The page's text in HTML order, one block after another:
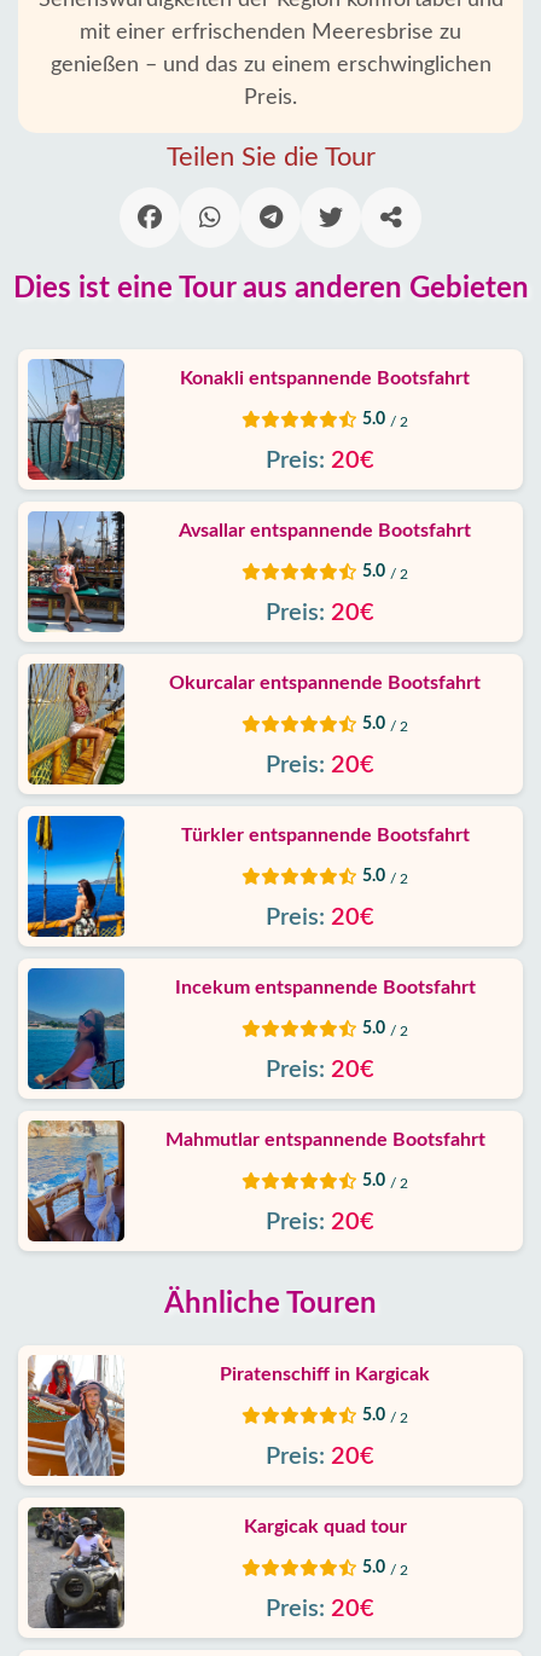
Kargicak
Dörfer
erfahrungen
uns
Dienste
Haftung
Schutz
Daten
Kontakt
mit einer erfrischenden Meeresbrise zu
genießen – und das zu einem erschwinglichen
Preis.
Teilen Sie die Tour
Dies ist eine Tour aus anderen Gebieten
Konakli entspannende Bootsfahrt
5.0 / 2
Preis: 20€
Avsallar entspannende Bootsfahrt
5.0 / 2
Preis: 20€
Okurcalar entspannende Bootsfahrt
5.0 / 2
Preis: 20€
Türkler entspannende Bootsfahrt
5.0 / 2
Preis: 20€
Incekum entspannende Bootsfahrt
5.0 / 2
Preis: 20€
Mahmutlar entspannende Bootsfahrt
5.0 / 2
Preis: 20€
Ähnliche Touren
Piratenschiff in Kargicak
5.0 / 2
Preis: 20€
Kargicak quad tour
5.0 / 2
Preis: 20€